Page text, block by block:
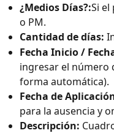
¿Medios Días?:Si
o PM.
Cantidad de días:
Fecha Inicio /
ingresar el número
forma automática).
Fecha de
para la ausencia y
Descripción: